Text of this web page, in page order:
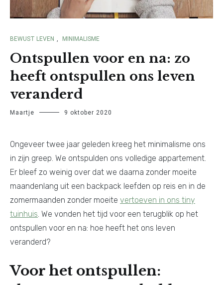
BEWUST LEVEN , MINIMALISME
Ontspullen voor en na: zo
heeft ontspullen ons leven
veranderd
Maartje 9 oktober 2020
Ongeveer twee jaar geleden kreeg het minimalisme ons
in zijn greep. We ontspulden ons volledige appartement.
Er bleef zo weinig over dat we daarna zonder moeite
maandenlang uit een backpack leefden op reis en in de
zomermaanden zonder moeite vertoeven in ons tiny
tuinhuis. We vonden het tijd voor een terugblik op het
ontspullen voor en na: hoe heeft het ons leven
veranderd?
Voor het ontspullen: